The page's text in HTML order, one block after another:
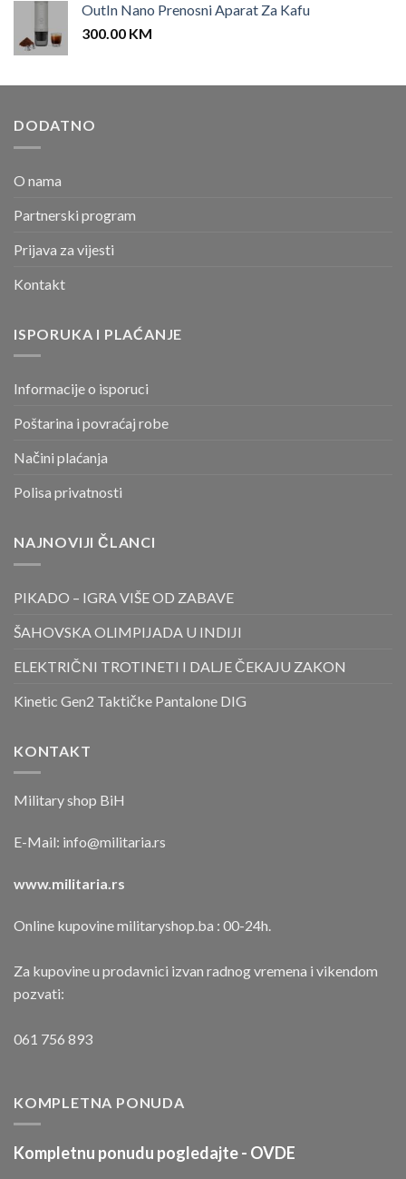
OutIn Nano Prenosni Aparat Za Kafu
300.00 KM
DODATNO
O nama
Partnerski program
Prijava za vijesti
Kontakt
ISPORUKA I PLAĆANJE
Informacije o isporuci
Poštarina i povraćaj robe
Načini plaćanja
Polisa privatnosti
NAJNOVIJI ČLANCI
PIKADO – IGRA VIŠE OD ZABAVE
ŠAHOVSKA OLIMPIJADA U INDIJI
ELEKTRIČNI TROTINETI I DALJE ČEKAJU ZAKON
Kinetic Gen2 Taktičke Pantalone DIG
KONTAKT
Military shop BiH
E-Mail: info@militaria.rs
www.militaria.rs
Online kupovine militaryshop.ba : 00-24h.
Za kupovine u prodavnici izvan radnog vremena i vikendom
pozvati:
061 756 893
KOMPLETNA PONUDA
Kompletnu ponudu pogledajte - OVDE